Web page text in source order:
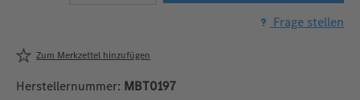
Frage stellen
Zum Merkzettel hinzufügen
Herstellernummer: MBT0197